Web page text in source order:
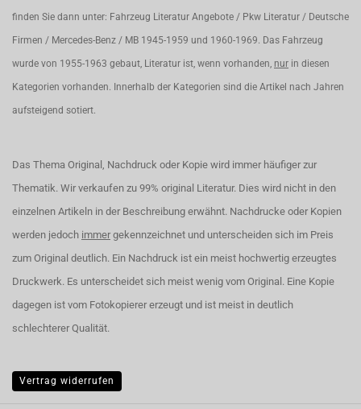
finden Sie dann unter: Fahrzeug Literatur Angebote / Pkw Literatur / Deutsche
Firmen / Mercedes-Benz / MB 1945-1959 und 1960-1969. Das Fahrzeug
wurde von 1955-1963 gebaut, Literatur ist, wenn vorhanden, nur in diesen
Kategorien vorhanden. Innerhalb der Kategorien sind die Artikel nach Jahren
aufsteigend sotiert.
Das Thema Original, Nachdruck oder Kopie wird immer häufiger zur
Thematik. Wir verkaufen zu 99% original Literatur. Dies wird nicht in den
einzelnen Artikeln in der Beschreibung erwähnt. Nachdrucke oder Kopien
werden jedoch immer gekennzeichnet und unterscheiden sich im Preis
zum Original deutlich. Ein Nachdruck ist ein meist hochwertig erzeugtes
Druckwerk. Es unterscheidet sich meist wenig vom Original. Eine Kopie
dagegen ist vom Fotokopierer erzeugt und ist meist in deutlich
schlechterer Qualität.
Vertrag widerrufen